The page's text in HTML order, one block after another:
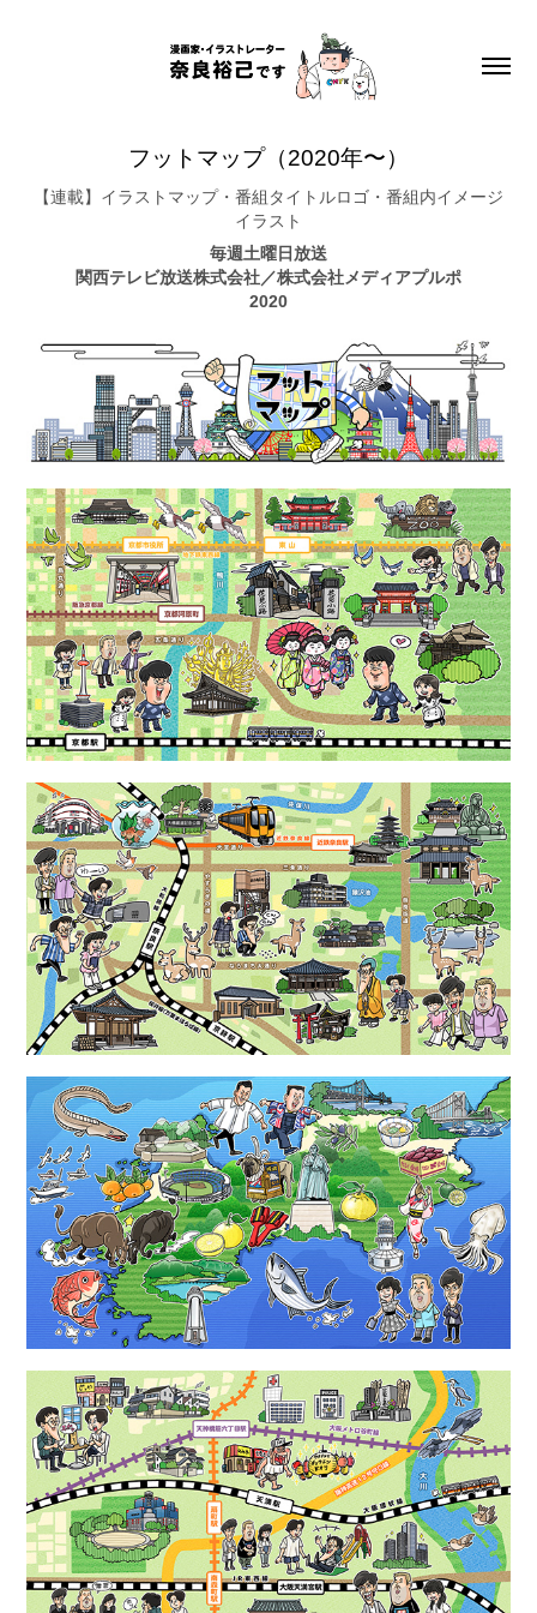
フットマップ（2020年〜）
【連載】イラストマップ・番組タイトルロゴ・番組内イメージ
イラスト
毎週土曜日放送
関西テレビ放送株式会社／株式会社メディアプルポ
2020